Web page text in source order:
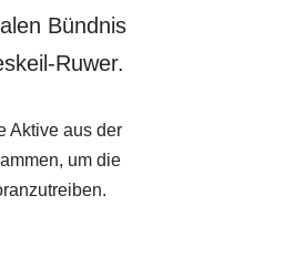
Bündnis
Ruwer.
Aktive aus der
um die